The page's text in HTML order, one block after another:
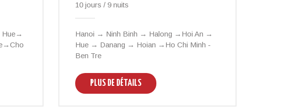
10 jours / 9 nuits
Hanoi → Ninh Binh → Halong →Hoi An →
Hue → Danang → Hoian →Ho Chi Minh -
Ben Tre
PLUS DE DÉTAILS